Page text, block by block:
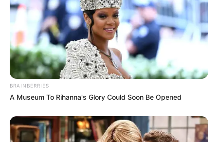
BRAINBERRIES
A Museum To Rihanna's Glory Could Soon Be Opened